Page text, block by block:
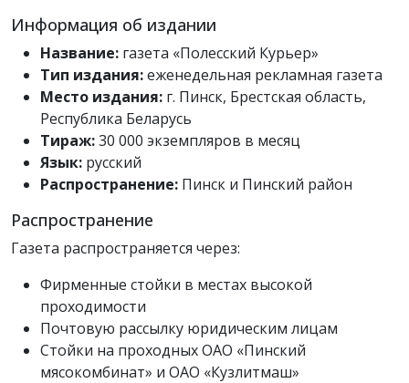
Информация об издании
Название: газета «Полесский Курьер»
Тип издания:еженедельная рекламная газета
Место издания: г. Пинск, Брестская область,
Республика Беларусь
Тираж:30 000 экземпляров в месяц
Язык: русский
Распространение: Пинск и Пинский район
Распространение
Газета распространяется через:
Фирменные стойки в местах высокой
проходимости
Почтовую рассылку юридическим лицам
Стойки на проходных ОАО «Пинский
мясокомбинат» и ОАО «Кузлитмаш»